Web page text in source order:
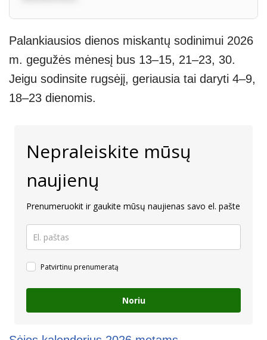
Palankiausios dienos miskantų sodinimui 2026
m. gegužės mėnesį bus 13–15, 21–23, 30.
Jeigu sodinsite rugsėjį, geriausia tai daryti 4–9,
18–23 dienomis.
Nepraleiskite mūsų
naujienų
Prenumeruokit ir gaukite mūsų naujienas savo el. pašte
Patvirtinu prenumeratą
Noriu